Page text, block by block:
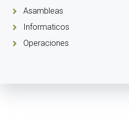
Asambleas
Informaticos
Operaciones